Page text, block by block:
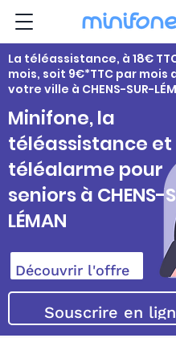
La téléassistance, à 18€
mois, soit 9€*TTC par mois
votre ville à CHENS-SUR-
Minifone, la
téléassistance et
téléalarme pour
seniors à CHENS-
LÉMAN
Découvrir l'offre
Souscrire en